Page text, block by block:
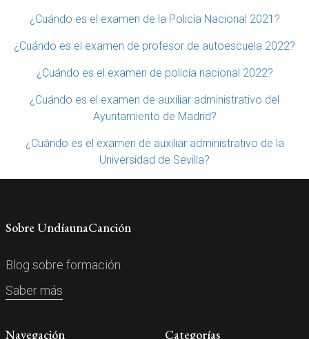
¿Cuándo es el examen de la Policía Nacional 2021?
¿Cuándo es el examen de profesor de autoescuela 2022?
¿Cuándo es el examen de policía nacional 2022?
¿Cuándo es el examen de auxiliar administrativo del
Ayuntamiento de Madrid?
¿Cuándo es el examen de auxiliar administrativo de la
Universidad de Sevilla?
Sobre UndíaunaCanción
Blog sobre formación.
Saber más
Navegación Categorías